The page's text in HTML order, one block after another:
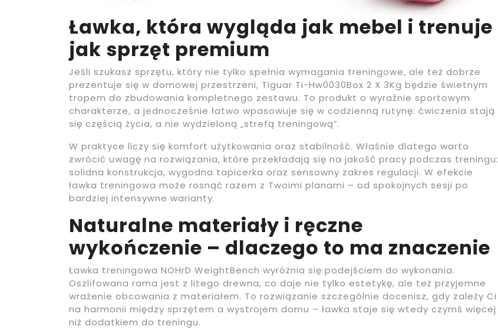
Ławka, która wygląda jak mebel i trenuje
jak sprzęt premium
Jeśli szukasz sprzętu, który nie tylko spełnia wymagania treningowe, ale też dobrze
prezentuje się w domowej przestrzeni, Tiguar Ti-Hw0030Box 2 X 3Kg będzie świetnym
tropem do zbudowania kompletnego zestawu. To produkt o wyraźnie sportowym
charakterze, a jednocześnie łatwo wpasowuje się w codzienną rutynę: ćwiczenia stają
się częścią życia, a nie wydzieloną „strefą treningową”.
W praktyce liczy się komfort użytkowania oraz stabilność. Właśnie dlatego warto
zwrócić uwagę na rozwiązania, które przekładają się na jakość pracy podczas treningu:
solidna konstrukcja, wygodna tapicerka oraz sensowny zakres regulacji. W efekcie
ławka treningowa może rosnąć razem z Twoimi planami – od spokojnych sesji po
bardziej intensywne warianty.
Naturalne materiały i ręczne
wykończenie – dlaczego to ma znaczenie
Ławka treningowa NOHrD WeightBench wyróżnia się podejściem do wykonania.
Oszlifowana rama jest z litego drewna, co daje nie tylko estetykę, ale też przyjemne
wrażenie obcowania z materiałem. To rozwiązanie szczególnie docenisz, gdy zależy Ci
na harmonii między sprzętem a wystrojem domu – ławka staje się wtedy czymś więcej
niż dodatkiem do treningu.